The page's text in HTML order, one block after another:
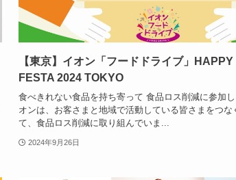
【東京】イオン「フードドライブ」
FESTA 2024 TOKYO
食べきれない食品を持ち寄って 食品ロス削減に参加
オンは、お客さまと地域で活動している皆さまをつな
て、食品ロス削減に取り組んでいま...
2024年9月26日